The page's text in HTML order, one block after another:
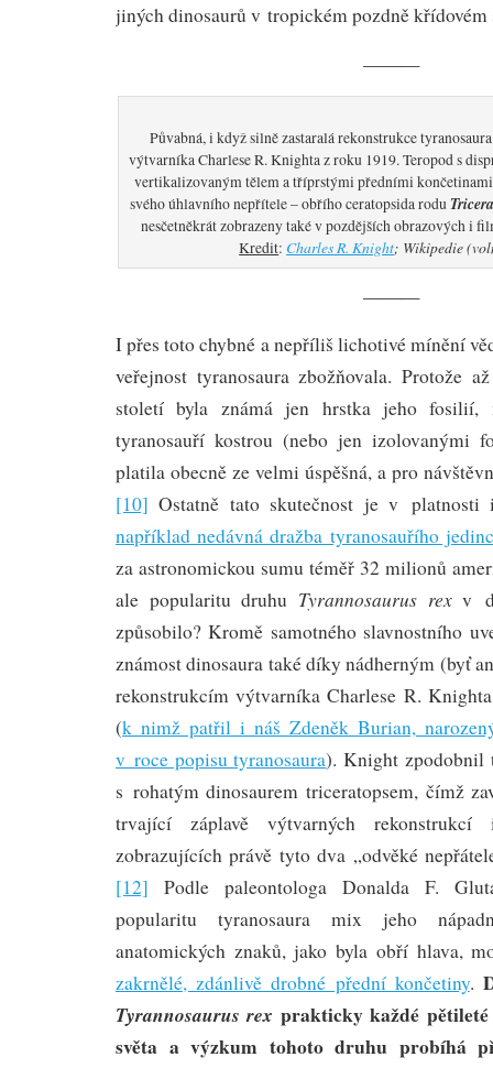
jiných dinosaurů v tropickém pozdně křídovém
———
Půvabná, i když silně zastaralá rekonstrukce
výtvarníka Charlese R. Knighta z roku 1919. Teropod s
vertikalizovaným tělem a tříprstými předními končetinami
svého úhlavního nepřítele – obřího ceratopsida rodu
nesčetněkrát zobrazeny také v pozdějších obrazových i
Kredit: Charles R. Knight; Wikipedie
———
I přes toto chybné a nepříliš lichotivé mínění
veřejnost tyranosaura zbožňovala. Protože
století byla známá jen hrstka jeho fosilií,
tyranosauří kostrou (nebo jen izolovanými
platila obecně ze velmi úspěšná, a pro
[10] Ostatně tato skutečnost je v
například nedávná dražba tyranosauřího
za astronomickou sumu téměř 32 milionů
ale popularitu druhu Tyrannosaurus rexv
způsobilo? Kromě samotného slavnostního
známost dinosaura také díky nádherným (byť
rekonstrukcím výtvarníka Charlese R.
(k nimž patřil i náš Zdeněk Burian,
v roce popisu tyranosaura). Knight zpodobnil
s rohatým dinosaurem triceratopsem, čímž
trvající záplavě výtvarných
zobrazujících právě tyto dva „odvěké
[12] Podle paleontologa Donalda F.
popularitu tyranosaura mix jeho
anatomických znaků, jako byla obří hlava,
zakrnělé, zdánlivě drobné přední končetiny.
Tyrannosaurus rex prakticky každé
světa a výzkum tohoto druhu probíhá